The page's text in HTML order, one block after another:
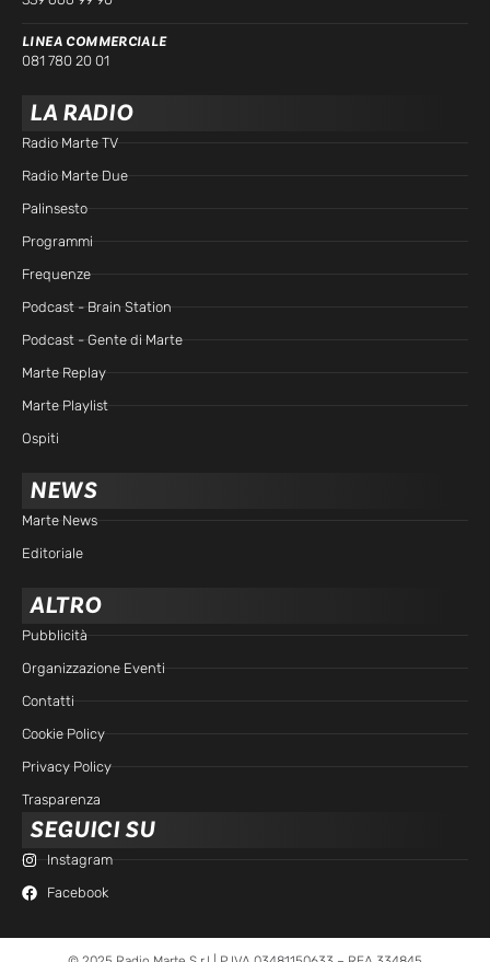
LINEA COMMERCIALE
081 780 20 01
LA RADIO
Radio Marte TV
Radio Marte Due
Palinsesto
Programmi
Frequenze
Podcast - Brain Station
Podcast - Gente di Marte
Marte Replay
Marte Playlist
Ospiti
NEWS
Marte News
Editoriale
ALTRO
Pubblicità
Organizzazione Eventi
Contatti
Cookie Policy
Privacy Policy
Trasparenza
SEGUICI SU
Instagram
Facebook